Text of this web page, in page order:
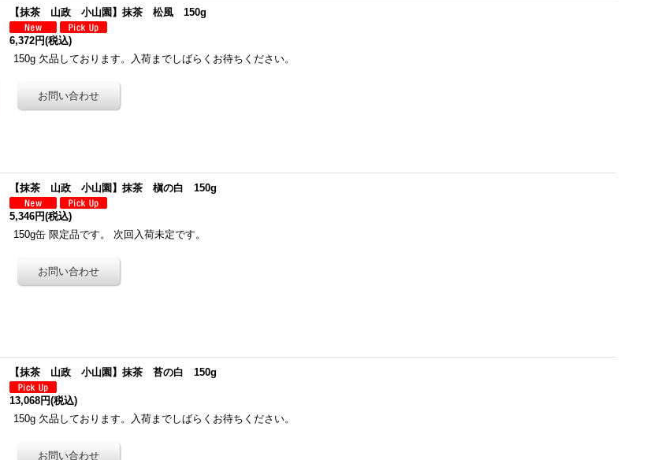
【抹茶 山政 小山園】抹茶 松風 150g
6,372円(税込)
150g 欠品しております。入荷までしばらくお待ちください。
【抹茶 山政 小山園】抹茶 槇の白 150g
5,346円(税込)
150g缶 限定品です。 次回入荷未定です。
【抹茶 山政 小山園】抹茶 苔の白 150g
13,068円(税込)
150g 欠品しております。入荷までしばらくお待ちください。